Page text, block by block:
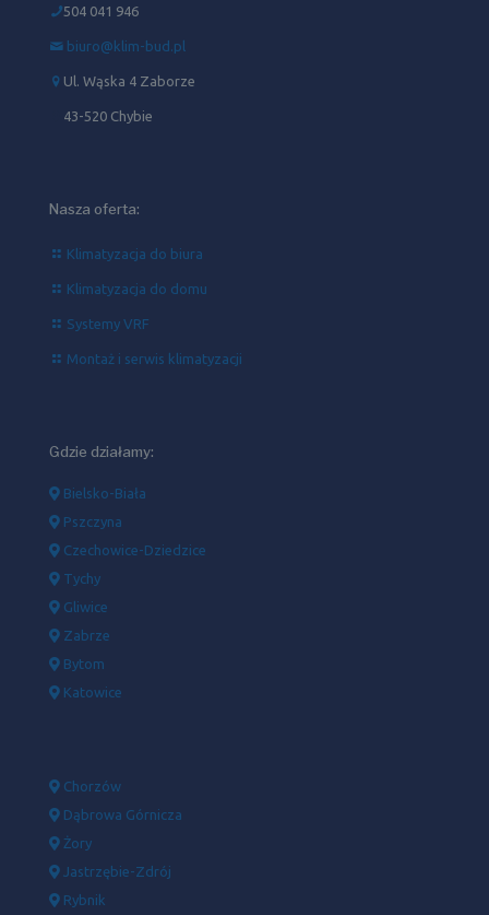
504 041 946‬
biuro@klim-bud.pl
Ul. Wąska 4 Zaborze
43-520 Chybie
Nasza oferta:
Klimatyzacja do biura
Klimatyzacja do domu
Systemy VRF
Montaż i serwis klimatyzacji
Gdzie działamy:
Bielsko-Biała
Pszczyna
Czechowice-Dziedzice
Tychy
Gliwice
Zabrze
Bytom
Katowice
Chorzów
Dąbrowa Górnicza
Żory
Jastrzębie-Zdrój
Rybnik